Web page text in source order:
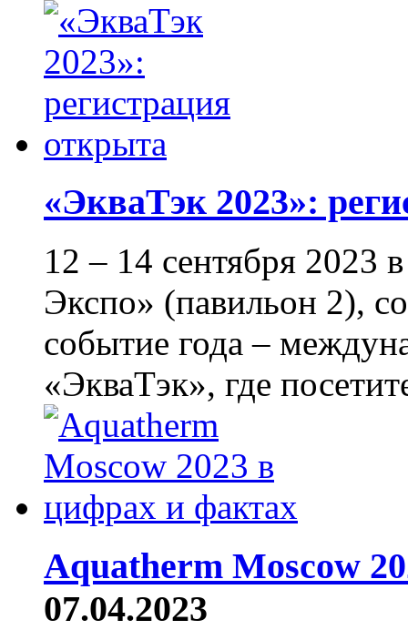
«ЭкваТэк 2023»:
12 – 14 сентября
Экспо» (павильон 2),
событие года –
«ЭкваТэк», где
Aquatherm Moscow
07.04.2023